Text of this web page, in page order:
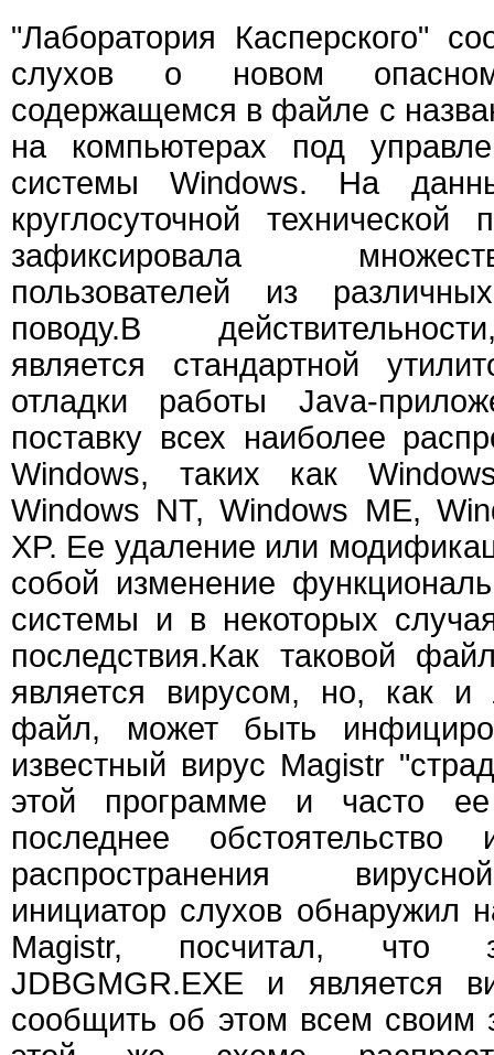
"Лаборатория Касперского"
слухов о новом
содержащемся в файле с
на компьютерах под
системы Windows. На
круглосуточной технической
зафиксировала
пользователей из
поводу.В
является стандартной
отладки работы Java-
поставку всех наиболее
Windows, таких как
Windows NT, Windows ME,
XP. Ее удаление или
собой изменение
системы и в некоторых
последствия.Как таковой
является вирусом, но, как и
файл, может быть
известный вирус Magistr
этой программе и часто
последнее
распространения
инициатор слухов обнаружил
Magistr, посчитал, что
JDBGMGR.EXE и является
сообщить об этом всем своим